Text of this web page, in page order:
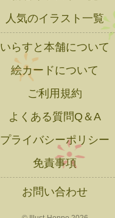
人気のイラスト一覧
いらすと本舗について
絵カードについて
ご利用規約
よくある質問Q＆A
プライバシーポリシー
免責事項
お問い合わせ